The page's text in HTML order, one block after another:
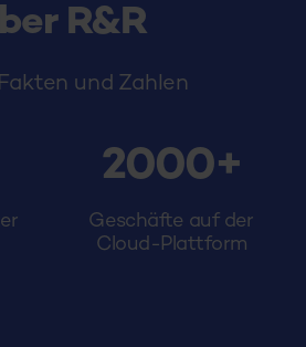
R&R
und Zahlen
2000+
Geschäfte auf der
Cloud-Plattform